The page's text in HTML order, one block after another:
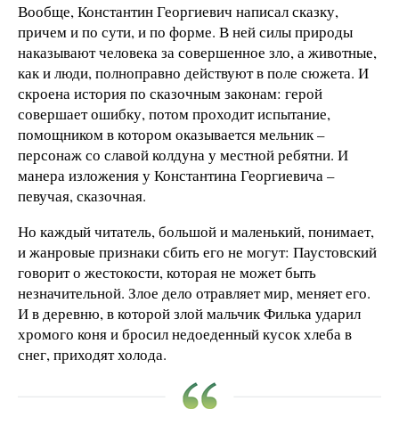
Вообще, Константин Георгиевич написал сказку,
причем и по сути, и по форме. В ней силы природы
наказывают человека за совершенное зло, а животные,
как и люди, полноправно действуют в поле сюжета. И
скроена история по сказочным законам: герой
совершает ошибку, потом проходит испытание,
помощником в котором оказывается мельник –
персонаж со славой колдуна у местной ребятни. И
манера изложения у Константина Георгиевича –
певучая, сказочная.
Но каждый читатель, большой и маленький, понимает,
и жанровые признаки сбить его не могут: Паустовский
говорит о жестокости, которая не может быть
незначительной. Злое дело отравляет мир, меняет его.
И в деревню, в которой злой мальчик Филька ударил
хромого коня и бросил недоеденный кусок хлеба в
снег, приходят холода.